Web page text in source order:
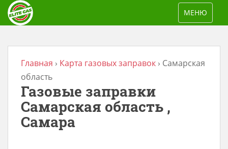
TOGGLE
МЕНЮ
Главная › Карта газовых заправок › Самарская
область
Газовые заправки
Самарская область ,
Самара